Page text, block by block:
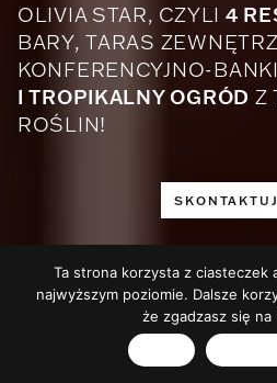
OLIVIA STAR, CZYLI 4
BARY, TARAS
KONFERENCYJNO-
I TROPIKALNY OGRÓD Z
ROŚLIN!
Ta strona korzysta z ciasteczek
najwyższym poziomie. Dalsze
że zgadzasz się na